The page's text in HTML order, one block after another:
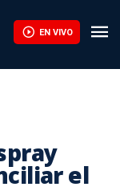
EN VIVO
el